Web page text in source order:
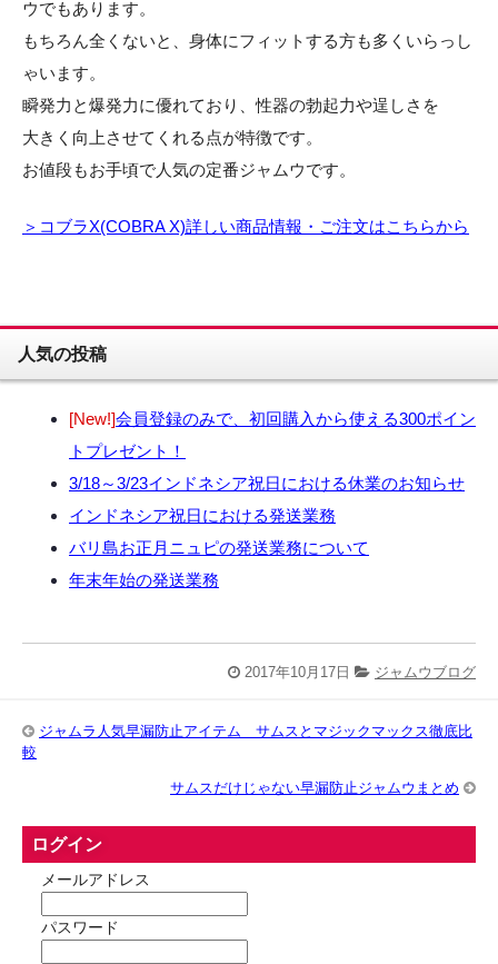
ウでもあります。
もちろん全くないと、身体にフィットする方も多くいらっし
ゃいます。
瞬発力と爆発力に優れており、性器の勃起力や逞しさを
大きく向上させてくれる点が特徴です。
お値段もお手頃で人気の定番ジャムウです。
＞コブラX(COBRA X)詳しい商品情報・ご注文はこちらから
人気の投稿
[New!]会員登録のみで、初回購入から使える300ポイン
トプレゼント！
3/18～3/23インドネシア祝日における休業のお知らせ
インドネシア祝日における発送業務
バリ島お正月ニュピの発送業務について
年末年始の発送業務
2017年10月17日 ジャムウブログ
ジャムラ人気早漏防止アイテム サムスとマジックマックス徹底比
較
サムスだけじゃない早漏防止ジャムウまとめ
ログイン
メールアドレス
パスワード